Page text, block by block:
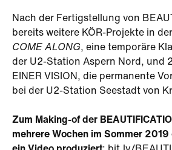
Nach der Fertigstel­lung von
bereits weitere KÖR-Projekte in
COME ALONG, eine temporäre
der U2-Station Aspern Nord, und
EINER VISION, die permanente
bei der U2-Station Seestadt von
Zum Making-of der
mehrere Wochen im Sommer